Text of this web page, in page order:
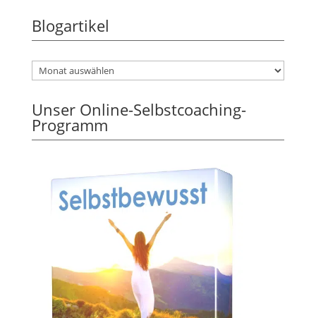
Blogartikel
Unser Online-Selbstcoaching-
Programm